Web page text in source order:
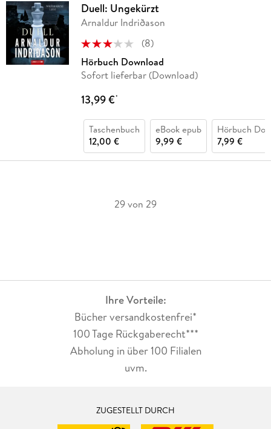
Duell: Ungekürzt
Arnaldur Indriðason
(8)
Hörbuch Download
Sofort lieferbar (Download)
13,99 €*
Taschenbuch
12,00 €
eBook epub
9,99 €
Hörbuch
7,99 €
29 von 29
Ihre Vorteile:
Bücher versandkostenfrei*
100 Tage Rückgaberecht***
Abholung in über 100 Filialen
uvm.
ZUGESTELLT DURCH